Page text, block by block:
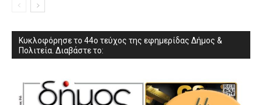
Κυκλοφόρησε το 44ο τεύχος της εφημερίδας Δήμος &
Πολιτεία. Διαβάστε το: